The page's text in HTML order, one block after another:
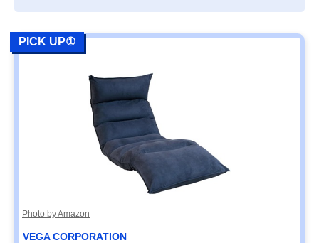
PICK UP①
Photo by Amazon
VEGA CORPORATION